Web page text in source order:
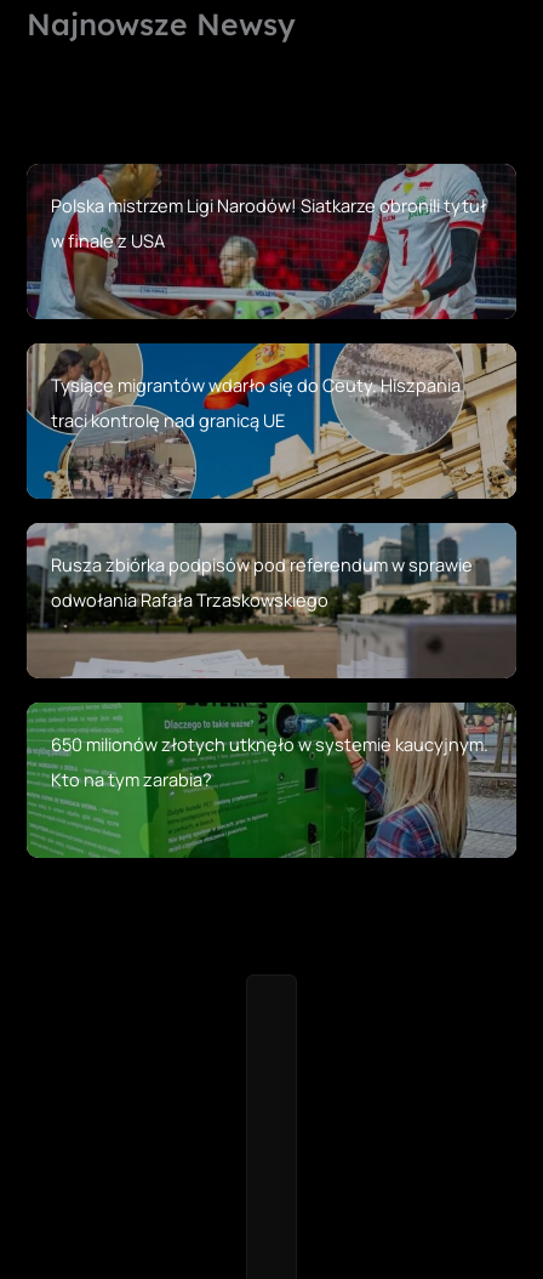
Najnowsze Newsy
Polska mistrzem Ligi Narodów! Siatkarze obronili tytuł
w finale z USA
Tysiące migrantów wdarło się do Ceuty. Hiszpania
traci kontrolę nad granicą UE
Rusza zbiórka podpisów pod referendum w sprawie
odwołania Rafała Trzaskowskiego
650 milionów złotych utknęło w systemie kaucyjnym.
Kto na tym zarabia?